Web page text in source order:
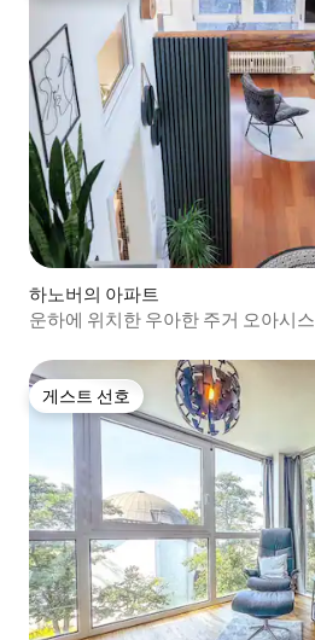
하노버의 아파트
운하에 위치한 우아한 주거 오아시스
게스트 선호
게스트 선호